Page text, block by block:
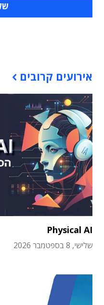
אירועים קרובים
Physical AI
שלישי, 8 בספטמבר 2026